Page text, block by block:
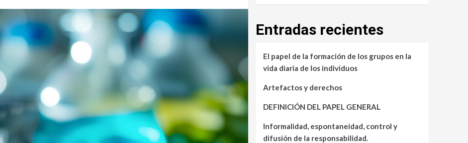
Entradas recientes
El papel de la formación de los grupos en la
vida diaria de los individuos
Artefactos y derechos
DEFINICIÓN DEL PAPEL GENERAL
Informalidad, espontaneidad, control y
difusión de la responsabilidad.